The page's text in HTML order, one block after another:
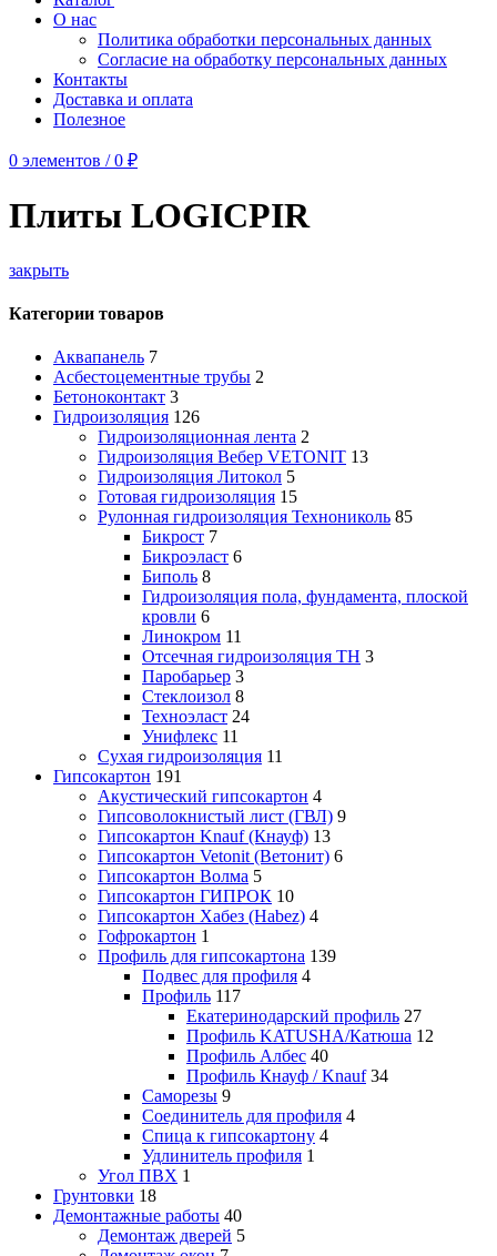
О нас
Политика обработки персональных данных
Согласие на обработку персональных данных
Контакты
Доставка и оплата
Полезное
0 элементов / 0 ₽
Плиты LOGICPIR
закрыть
Категории товаров
Аквапанель 7
Асбестоцементные трубы 2
Бетоноконтакт 3
Гидроизоляция 126
Гидроизоляционная лента 2
Гидроизоляция Вебер VETONIT 13
Гидроизоляция Литокол 5
Готовая гидроизоляция 15
Рулонная гидроизоляция Технониколь 85
Бикрост 7
Бикроэласт 6
Биполь 8
Гидроизоляция пола, фундамента, плоской
кровли 6
Линокром 11
Отсечная гидроизоляция ТН 3
Паробарьер 3
Стеклоизол 8
Техноэласт 24
Унифлекс 11
Сухая гидроизоляция 11
Гипсокартон 191
Акустический гипсокартон 4
Гипсоволокнистый лист (ГВЛ) 9
Гипсокартон Knauf (Кнауф) 13
Гипсокартон Vetonit (Ветонит) 6
Гипсокартон Волма 5
Гипсокартон ГИПРОК 10
Гипсокартон Хабез (Habez) 4
Гофрокартон 1
Профиль для гипсокартона 139
Подвес для профиля 4
Профиль 117
Екатеринодарский профиль 27
Профиль KATUSHA/Катюша 12
Профиль Албес 40
Профиль Кнауф / Knauf 34
Саморезы 9
Соединитель для профиля 4
Спица к гипсокартону 4
Удлинитель профиля 1
Угол ПВХ 1
Грунтовки 18
Демонтажные работы 40
Демонтаж дверей 5